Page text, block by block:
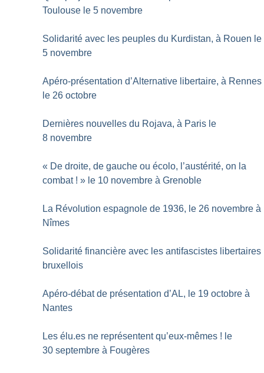
Toulouse le 5 novembre
Solidarité avec les peuples du Kurdistan, à Rouen le
5 novembre
Apéro-présentation d’Alternative libertaire, à Rennes
le 26 octobre
Dernières nouvelles du Rojava, à Paris le
8 novembre
« De droite, de gauche ou écolo, l’austérité, on la
combat ! » le 10 novembre à Grenoble
La Révolution espagnole de 1936, le 26 novembre à
Nîmes
Solidarité financière avec les antifascistes libertaires
bruxellois
Apéro-débat de présentation d’AL, le 19 octobre à
Nantes
Les élu.es ne représentent qu’eux-mêmes ! le
30 septembre à Fougères